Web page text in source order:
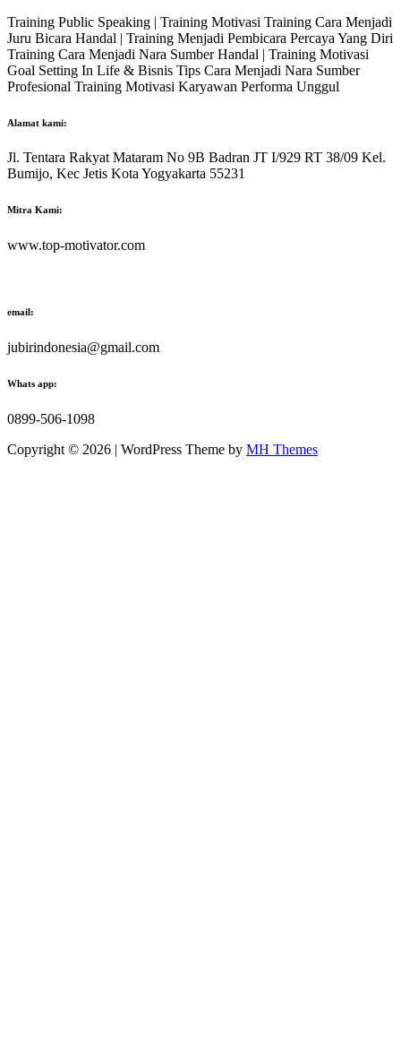
Training Public Speaking | Training Motivasi Training Cara Menjadi
Juru Bicara Handal | Training Menjadi Pembicara Percaya Yang Diri
Training Cara Menjadi Nara Sumber Handal | Training Motivasi
Goal Setting In Life & Bisnis Tips Cara Menjadi Nara Sumber
Profesional Training Motivasi Karyawan Performa Unggul
Alamat kami:
Jl. Tentara Rakyat Mataram No 9B Badran JT I/929 RT 38/09 Kel.
Bumijo, Kec Jetis Kota Yogyakarta 55231
Mitra Kami:
www.top-motivator.com
email:
jubirindonesia@gmail.com
Whats app:
0899-506-1098
Copyright © 2026 | WordPress Theme by MH Themes